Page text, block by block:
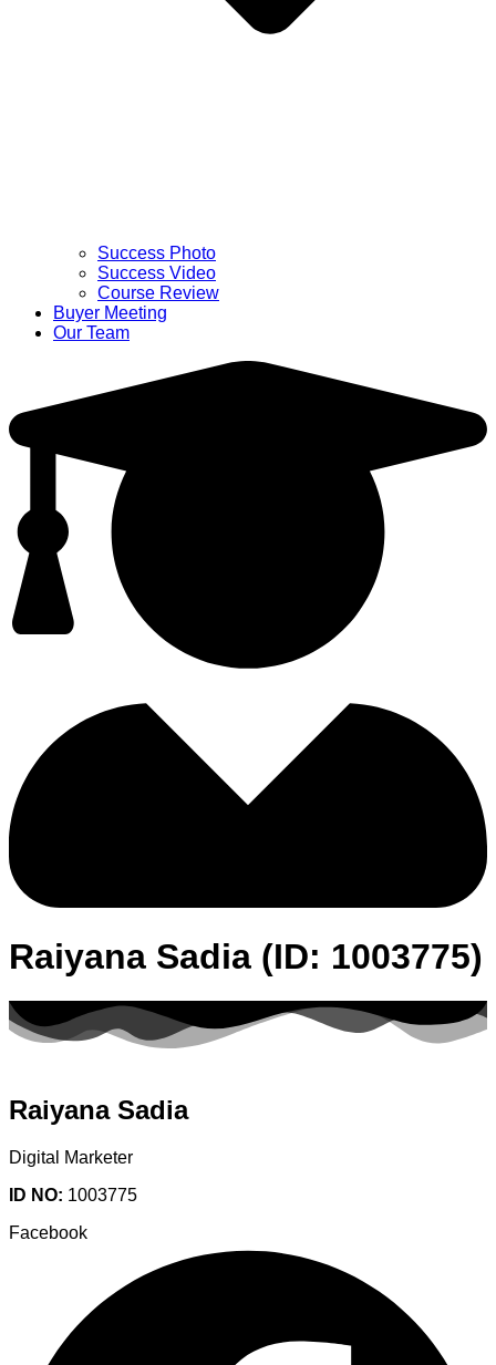
Success Photo
Success Video
Course Review
Buyer Meeting
Our Team
Raiyana Sadia (ID: 1003775)
Raiyana Sadia
Digital Marketer
ID NO: 1003775
Facebook